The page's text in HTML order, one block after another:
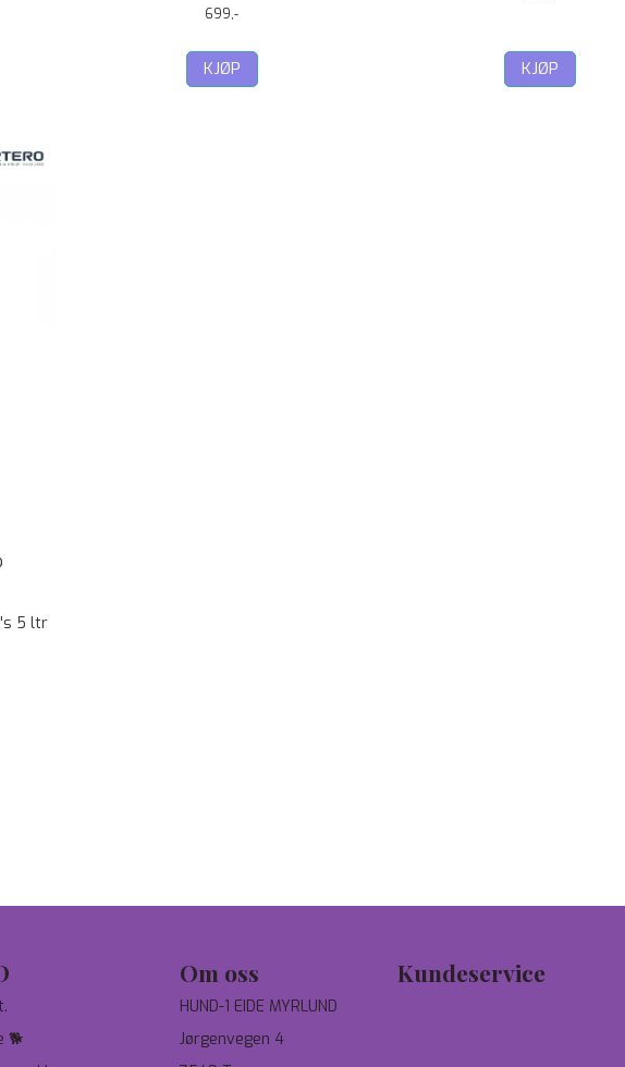
699,-
KJØP KJØP
5 ltr
🐕
Om oss
HUND-1 EIDE MYRLUND
Jørgenvegen 4
Kundeservice